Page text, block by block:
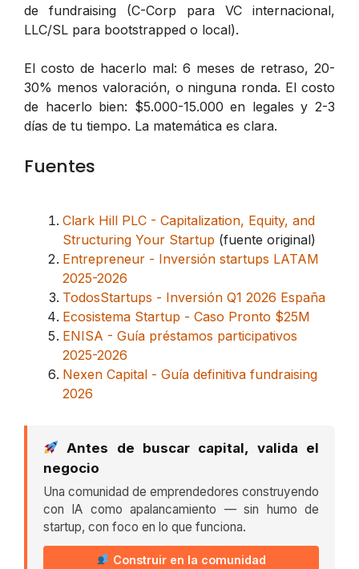
de fundraising (C-Corp para VC internacional,
LLC/SL para bootstrapped o local).
El costo de hacerlo mal: 6 meses de retraso, 20-
30% menos valoración, o ninguna ronda. El costo
de hacerlo bien: $5.000-15.000 en legales y 2-3
días de tu tiempo. La matemática es clara.
Fuentes
Clark Hill PLC - Capitalization, Equity, and
Structuring Your Startup (fuente original)
Entrepreneur - Inversión startups LATAM
2025-2026
TodosStartups - Inversión Q1 2026 España
Ecosistema Startup - Caso Pronto $25M
ENISA - Guía préstamos participativos
2025-2026
Nexen Capital - Guía definitiva fundraising
2026
Antes de buscar capital, valida el
negocio
Una comunidad de emprendedores construyendo
con IA como apalancamiento — sin humo de
startup, con foco en lo que funciona.
Construir en la comunidad